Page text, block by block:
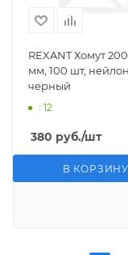
REXANT Хомут
мм, 100 шт,
черный
: 12
380 руб./шт
В КОРЗИНУ